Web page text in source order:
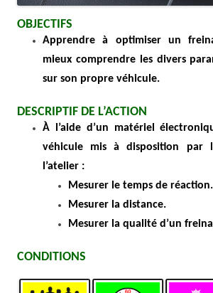
OBJECTIFS
Apprendre à optimiser un
mieux comprendre les divers
sur son propre véhicule.
DESCRIPTIF DE L’ACTION
À l’aide d’un matériel
véhicule mis à disposition par
l’atelier :
Mesurer le temps de réaction.
Mesurer la distance.
Mesurer la qualité d’un
CONDITIONS